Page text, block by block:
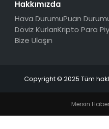
Hakkımızda
Hava DurumuPuan
Döviz KurlarıKripto Para
Bize Ulaşın
Copyright © 2025 Tüm
Mersin Haber